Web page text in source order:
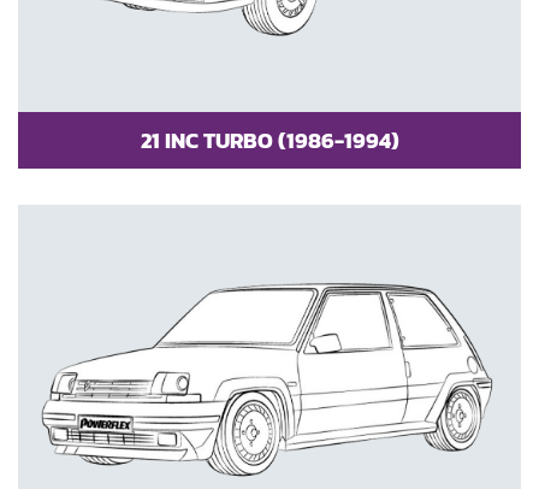
21 INC TURBO (1986-1994)